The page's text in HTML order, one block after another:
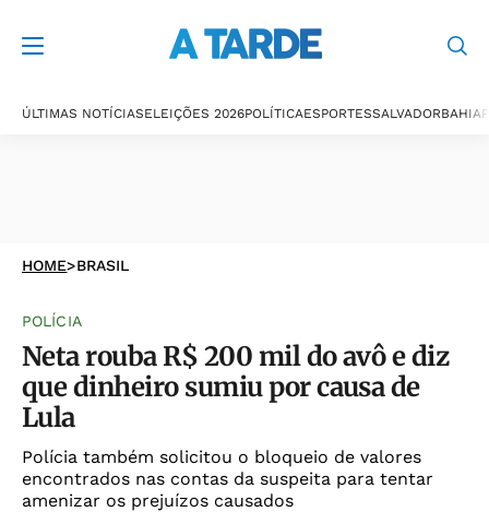
ÚLTIMAS NOTÍCIASELEIÇÕES 2026POLÍTICAESPORTESSALVADORBAHIA
HOME>BRASIL
POLÍCIA
Neta rouba R$ 200 mil do avô e diz
que dinheiro sumiu por causa de
Lula
Polícia também solicitou o bloqueio de valores
encontrados nas contas da suspeita para tentar
amenizar os prejuízos causados